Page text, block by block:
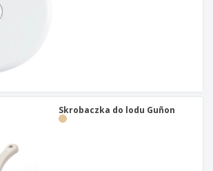
Skrobaczka do lodu Guñon